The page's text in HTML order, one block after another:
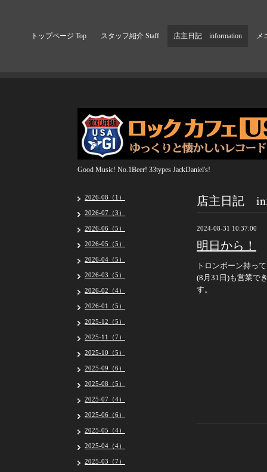
トップページ Top スタッフ紹介 Staff 店主日記 information メ
Good Music! No.1Beer! 33types JackDaniel's!
店主日記
2024-08-31 10:37:00
明日から！
トロンボーン持っ
(8月31日)も営業で
す。
2026-08（1）
2026-07（3）
2026-06（5）
2026-05（5）
2026-04（5）
2026-03（5）
2026-02（4）
2026-01（5）
2025-12（5）
2025-11（7）
2025-10（5）
2025-09（6）
2025-08（5）
2025-07（4）
2025-06（6）
2025-05（4）
2025-04（4）
2025-03（7）